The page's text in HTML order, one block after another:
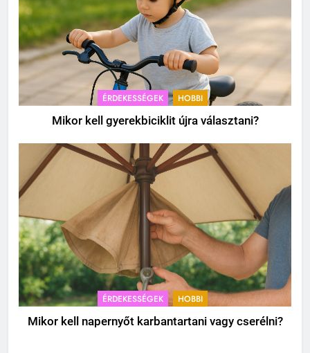
ÉRDEKESSÉGEK HOBBI
Mikor kell gyerekbiciklit újra választani?
ÉRDEKESSÉGEK HOBBI
Mikor kell napernyőt karbantartani vagy cserélni?